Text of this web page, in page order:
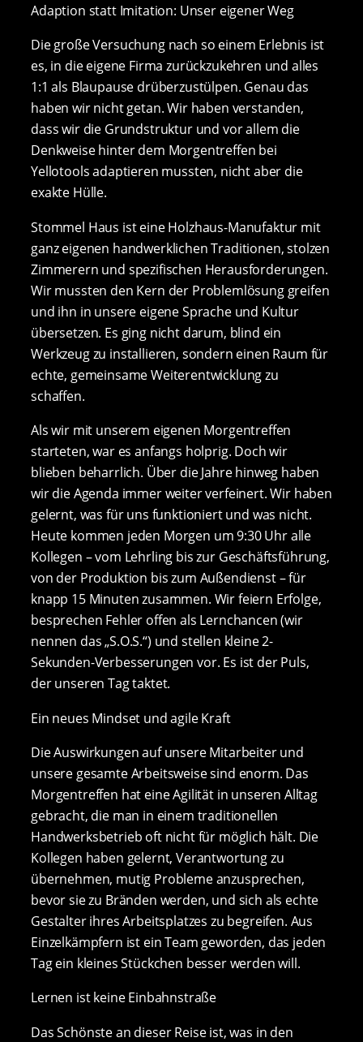
Adaption statt Imitation: Unser eigener Weg
Die große Versuchung nach so einem Erlebnis ist
es, in die eigene Firma zurückzukehren und alles
1:1 als Blaupause drüberzustülpen. Genau das
haben wir nicht getan. Wir haben verstanden,
dass wir die Grundstruktur und vor allem die
Denkweise hinter dem Morgentreffen bei
Yellotools adaptieren mussten, nicht aber die
exakte Hülle.
Stommel Haus ist eine Holzhaus-Manufaktur mit
ganz eigenen handwerklichen Traditionen, stolzen
Zimmerern und spezifischen Herausforderungen.
Wir mussten den Kern der Problemlösung greifen
und ihn in unsere eigene Sprache und Kultur
übersetzen. Es ging nicht darum, blind ein
Werkzeug zu installieren, sondern einen Raum für
echte, gemeinsame Weiterentwicklung zu
schaffen.
Als wir mit unserem eigenen Morgentreffen
starteten, war es anfangs holprig. Doch wir
blieben beharrlich. Über die Jahre hinweg haben
wir die Agenda immer weiter verfeinert. Wir haben
gelernt, was für uns funktioniert und was nicht.
Heute kommen jeden Morgen um 9:30 Uhr alle
Kollegen – vom Lehrling bis zur Geschäftsführung,
von der Produktion bis zum Außendienst – für
knapp 15 Minuten zusammen. Wir feiern Erfolge,
besprechen Fehler offen als Lernchancen (wir
nennen das „S.O.S.“) und stellen kleine 2-
Sekunden-Verbesserungen vor. Es ist der Puls,
der unseren Tag taktet.
Ein neues Mindset und agile Kraft
Die Auswirkungen auf unsere Mitarbeiter und
unsere gesamte Arbeitsweise sind enorm. Das
Morgentreffen hat eine Agilität in unseren Alltag
gebracht, die man in einem traditionellen
Handwerksbetrieb oft nicht für möglich hält. Die
Kollegen haben gelernt, Verantwortung zu
übernehmen, mutig Probleme anzusprechen,
bevor sie zu Bränden werden, und sich als echte
Gestalter ihres Arbeitsplatzes zu begreifen. Aus
Einzelkämpfern ist ein Team geworden, das jeden
Tag ein kleines Stückchen besser werden will.
Lernen ist keine Einbahnstraße
Das Schönste an dieser Reise ist, was in den